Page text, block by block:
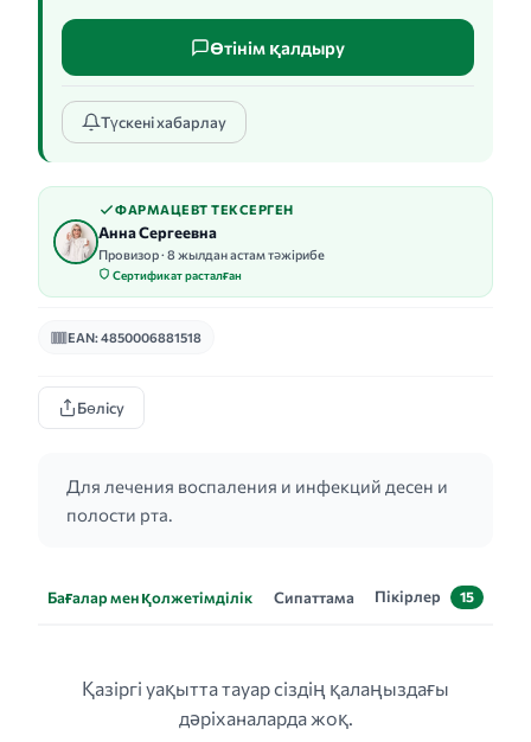
Өтінім қалдыру
Түскені хабарлау
ФАРМАЦЕВТ ТЕКСЕРГЕН
Анна Сергеевна
Провизор · 8 жылдан астам тәжірибе
Сертификат расталған
EAN: 4850006881518
Бөлісу
Для лечения воспаления и инфекций десен и
полости рта.
Бағалар мен қолжетімділік Сипаттама Пікірлер 15
Қазіргі уақытта тауар сіздің қалаңыздағы
дәріханаларда жоқ.